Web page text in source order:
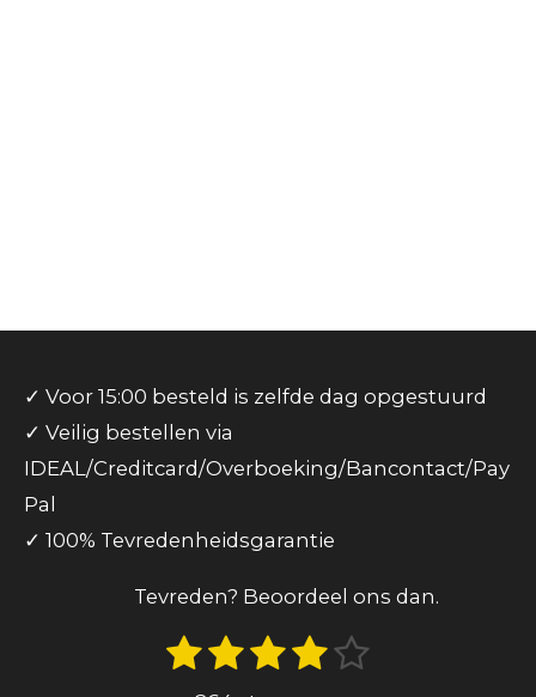
✓ Voor 15:00 besteld is zelfde dag opgestuurd
✓ Veilig bestellen via
IDEAL/Creditcard/Overboeking/Bancontact/Pay
Pal
✓ 100% Tevredenheidsgarantie
Tevreden? Beoordeel ons dan.
1
2 3 4 5